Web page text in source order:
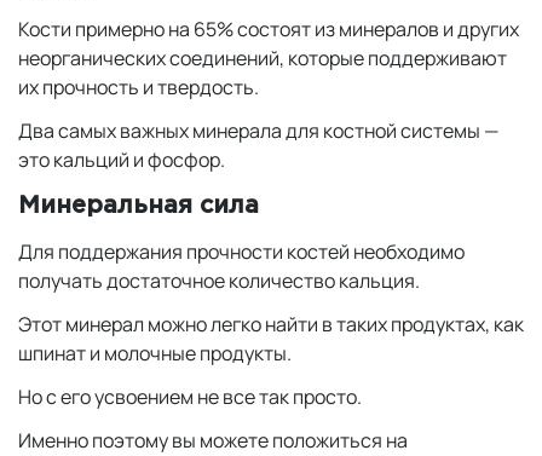
Кости примерно на 65% состоят из минералов и других
неорганических соединений, которые поддерживают
их прочность и твердость.
Два самых важных минерала для костной системы —
это кальций и фосфор.
Минеральная сила
Для поддержания прочности костей необходимо
получать достаточное количество кальция.
Этот минерал можно легко найти в таких продуктах, как
шпинат и молочные продукты.
Но с его усвоением не все так просто.
Именно поэтому вы можете положиться на